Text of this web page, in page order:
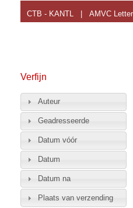
CTB - KANTL AMVC
Verfijn
Auteur
Geadresseerde
Datum vóór
Datum
Datum na
Plaats van verzending